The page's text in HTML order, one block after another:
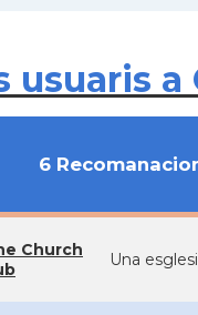
a
6
Church
Una